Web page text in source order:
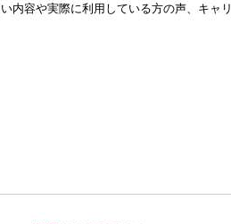
内容や実際に利用している方の声、キャリ